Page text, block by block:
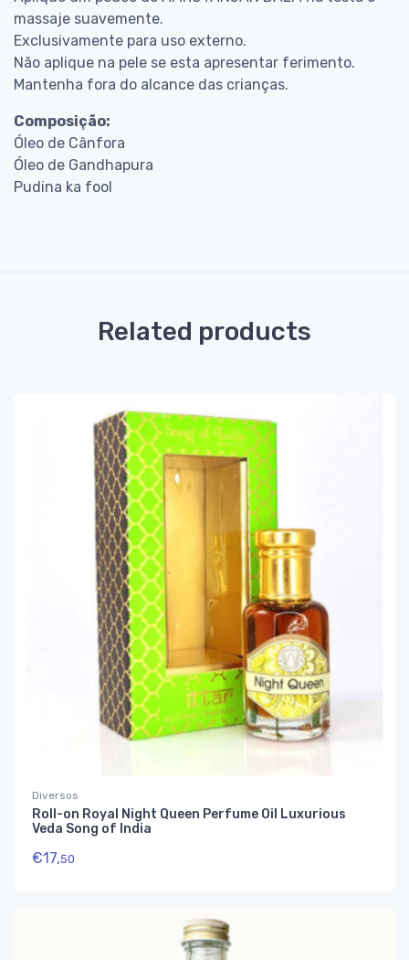
massaje suavemente.
Exclusivamente para uso externo.
Não aplique na pele se esta apresentar ferimento.
Mantenha fora do alcance das crianças.
Composição:
Óleo de Cânfora
Óleo de Gandhapura
Pudina ka fool
Related products
Diversos
Roll-on Royal Night Queen Perfume Oil Luxurious
Veda Song of India
€17,50